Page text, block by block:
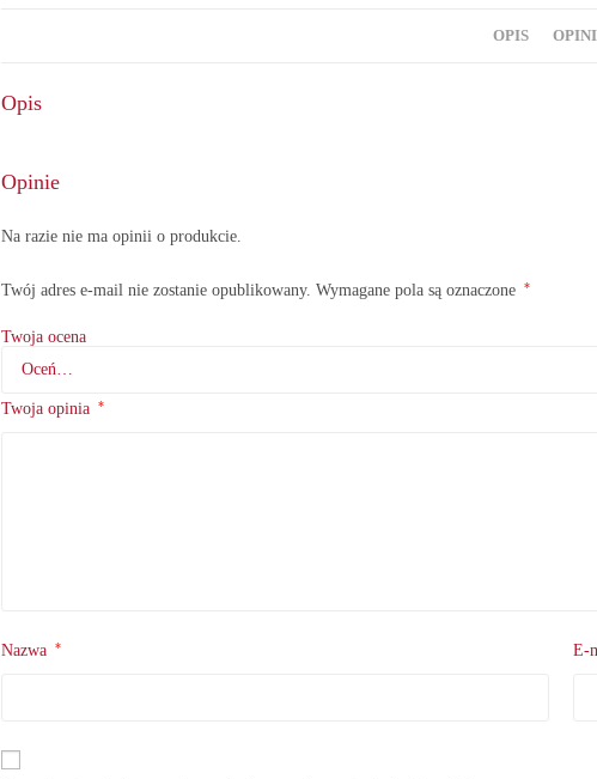
OPIS
Opis
Opinie
Na razie nie ma opinii o produkcie.
Twój adres e-mail nie zostanie opublikowany. Wymagane pola są oznaczone *
Twoja ocena
Twoja opinia *
Nazwa * E-